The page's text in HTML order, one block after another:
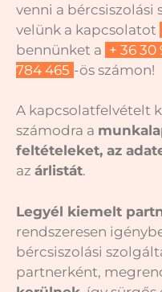
venni a
velünk a kapcsolatot
bennünket a + 36 30
784 465 -ös számon!
A kapcsolatfelvételt
számodra a
feltételeket, az
az árlistát.
Legyél kiemelt
rendszeresen
bér­csiszolási
partnerként,